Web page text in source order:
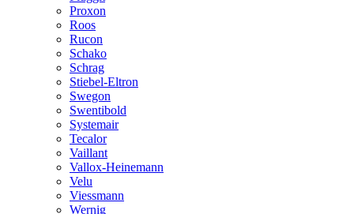
Proxon
Roos
Rucon
Schako
Schrag
Stiebel-Eltron
Swegon
Swentibold
Systemair
Tecalor
Vaillant
Vallox-Heinemann
Velu
Viessmann
Wernig